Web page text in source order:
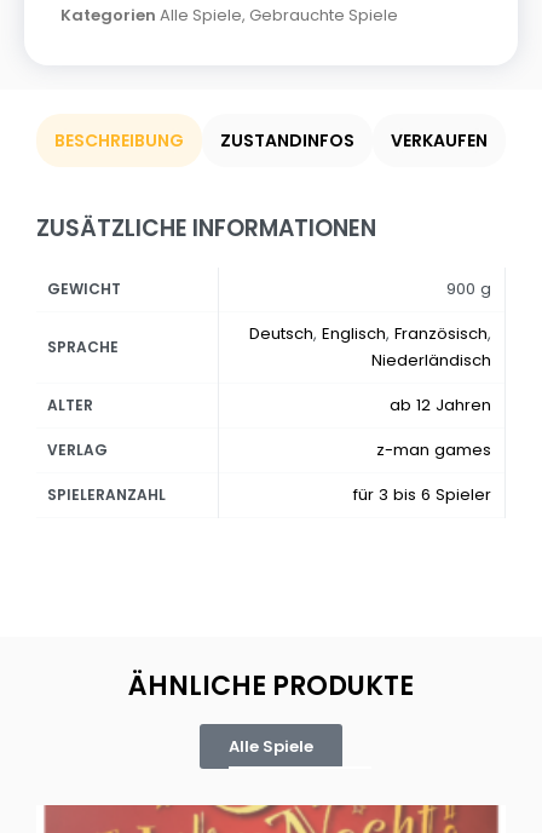
Kategorien Alle Spiele, Gebrauchte Spiele
BESCHREIBUNG ZUSTANDINFOS VERKAUFEN
ZUSÄTZLICHE INFORMATIONEN
GEWICHT 900 g
SPRACHE
Deutsch, Englisch, Französisch,
Niederländisch
ALTER ab 12 Jahren
VERLAG z-man games
SPIELERANZAHL für 3 bis 6 Spieler
ÄHNLICHE PRODUKTE
Alle Spiele